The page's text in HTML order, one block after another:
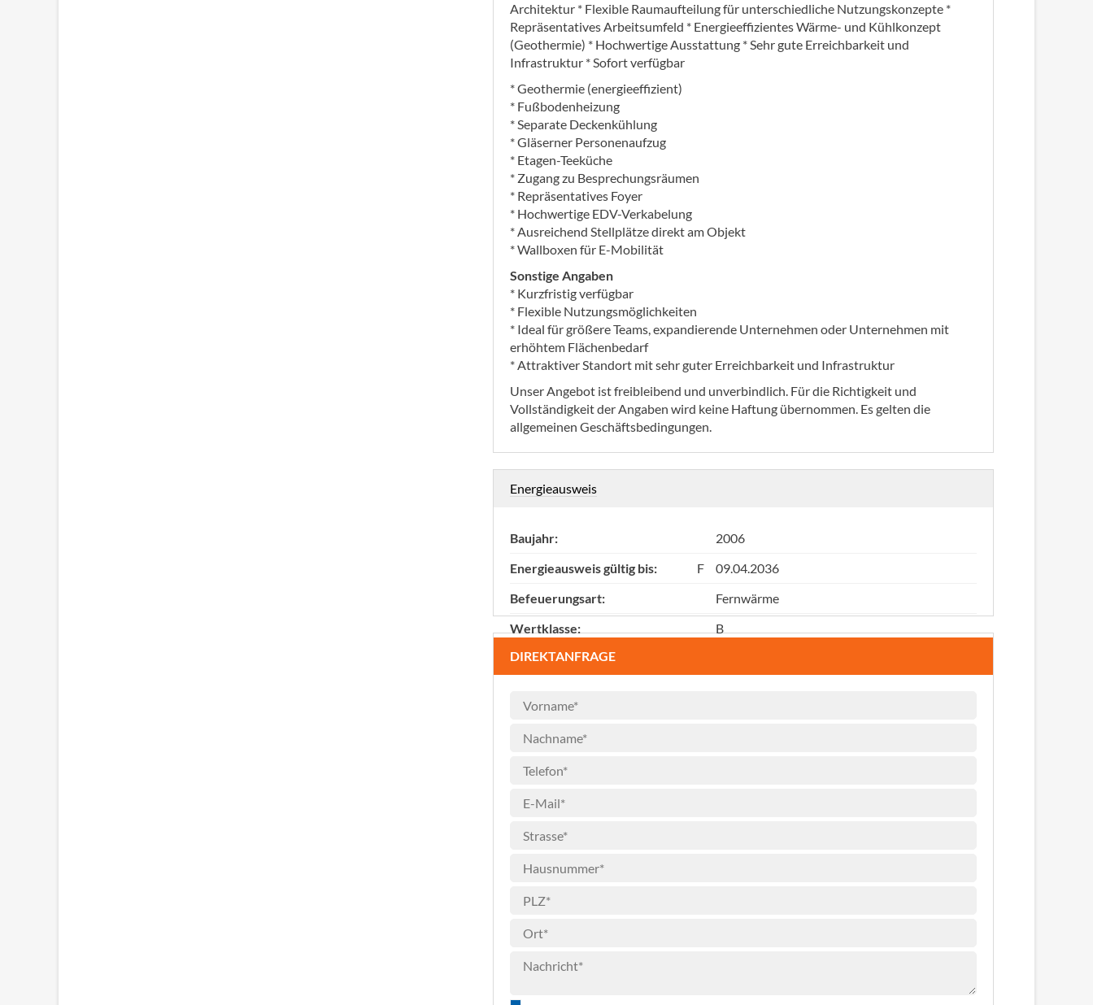
Architektur * Flexible Raumaufteilung für unterschiedliche Nutzungskonzepte *
Repräsentatives Arbeitsumfeld * Energieeffizientes Wärme- und Kühlkonzept
(Geothermie) * Hochwertige Ausstattung * Sehr gute Erreichbarkeit und
Infrastruktur * Sofort verfügbar
* Geothermie (energieeffizient)
* Fußbodenheizung
* Separate Deckenkühlung
* Gläserner Personenaufzug
* Etagen-Teeküche
* Zugang zu Besprechungsräumen
* Repräsentatives Foyer
* Hochwertige EDV-Verkabelung
* Ausreichend Stellplätze direkt am Objekt
* Wallboxen für E-Mobilität
Sonstige Angaben
* Kurzfristig verfügbar
* Flexible Nutzungsmöglichkeiten
* Ideal für größere Teams, expandierende Unternehmen oder Unternehmen mit
erhöhtem Flächenbedarf
* Attraktiver Standort mit sehr guter Erreichbarkeit und Infrastruktur
Unser Angebot ist freibleibend und unverbindlich. Für die Richtigkeit und
Vollständigkeit der Angaben wird keine Haftung übernommen. Es gelten die
allgemeinen Geschäftsbedingungen.
Energieausweis
Baujahr:
2006
Energieausweis gültig bis:
09.04.2036
F
Befeuerungsart:
Fernwärme
Wertklasse:
B
DIREKTANFRAGE